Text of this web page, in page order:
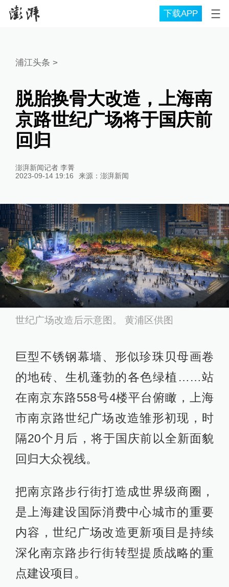
下载APP
浦江头条 >
脱胎换骨大改造，上海南
京路世纪广场将于国庆前
回归
澎湃新闻记者 李菁
2023-09-14 19:16
来源： 澎湃新闻
世纪广场改造后示意图。 黄浦区供图
巨型不锈钢幕墙、形似珍珠贝母画卷
的地砖、生机蓬勃的各色绿植……站
在南京东路558号4楼平台俯瞰，上海
市南京路世纪广场改造雏形初现，时
隔20个月后，将于国庆前以全新面貌
回归大众视线。
把南京路步行街打造成世界级商圈，
是上海建设国际消费中心城市的重要
内容，世纪广场改造更新项目是持续
深化南京路步行街转型提质战略的重
点建设项目。